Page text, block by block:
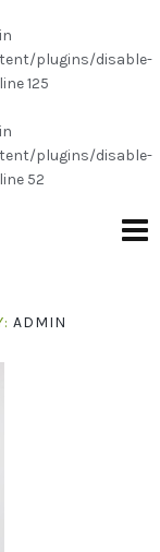
plugins/disable-
125
plugins/disable-
52
ADMIN